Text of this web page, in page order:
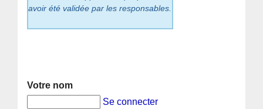
avoir été validée par les responsables.
Votre nom
Se connecter